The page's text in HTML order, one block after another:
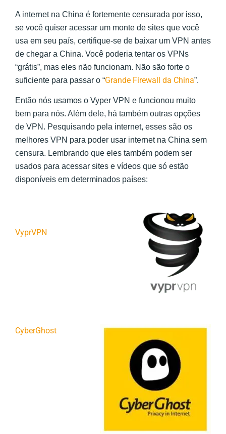
A internet na China é fortemente censurada por isso,
se você quiser acessar um monte de sites que você
usa em seu país, certifique-se de baixar um VPN antes
de chegar a China. Você poderia tentar os VPNs
“grátis”, mas eles não funcionam. Não são forte o
suficiente para passar o “Grande Firewall da China”.
Então nós usamos o Vyper VPN e funcionou muito
bem para nós. Além dele, há também outras opções
de VPN. Pesquisando pela internet, esses são os
melhores VPN para poder usar internet na China sem
censura. Lembrando que eles também podem ser
usados para acessar sites e vídeos que só estão
disponíveis em determinados países:
VyprVPN
CyberGhost